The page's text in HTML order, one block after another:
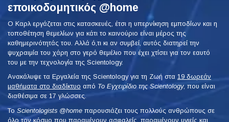
εποικοδομητικός @home
Ο Καρλ εργάζεται στις κατασκευές, έτσι η υπερνίκηση εμποδίων και η
τοποθέτηση θεμελίων για κάτι το καινούριο είναι μέρος της
καθημερινότητάς του. Αλλά ό,τι κι αν συμβεί, αυτός διατηρεί την
ψυχραιμία του χάρη στο γερό θεμέλιο που έχει χτίσει για τον εαυτό
του με την τεχνολογία της Scientology.
Ανακάλυψε τα Εργαλεία της Scientology για τη Ζωή στα 19 δωρεάν
μαθήματα στο διαδίκτυο από Το Εγχειρίδιο της Scientology, που είναι
διαθέσιμα σε 17 γλώσσες.
To Scientologists @home παρουσιάζει τους πολλούς ανθρώπους σε
όλο τον κόσμο που παραμένουν ασφαλείς, παραμένουν υγιείς και